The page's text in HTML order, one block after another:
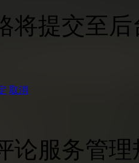
将提交至
取消
论服务管理